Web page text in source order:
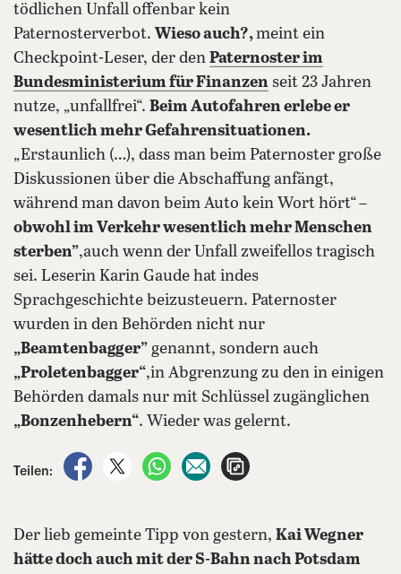
tödlichen Unfall offenbar kein
Paternosterverbot. Wieso auch?,meint ein
Checkpoint-Leser, der den Paternoster im
Bundesministerium für Finanzen seit 23 Jahren
nutze, „unfallfrei“. Beim Autofahren erlebe er
wesentlich mehr Gefahrensituationen.
„Erstaunlich (…), dass man beim Paternoster große
Diskussionen über die Abschaffung anfängt,
während man davon beim Auto kein Wort hört“–
obwohl im Verkehr wesentlich mehr Menschen
sterben”,auch wenn der Unfall zweifellos tragisch
sei. Leserin Karin Gaude hat indes
Sprachgeschichte beizusteuern. Paternoster
wurden in den Behörden nicht nur
„Beamtenbagger” genannt, sondern auch
„Proletenbagger“,in Abgrenzung zu den in einigen
Behörden damals nur mit Schlüssel zugänglichen
„Bonzenhebern“. Wieder was gelernt.
Teilen:
auf Facebook teilen
auf X teilenper WhatsApp teilen
per E-Mail teilen
Der lieb gemeinte Tipp von gestern, Kai Wegner
hätte doch auch mit der S-Bahn nach Potsdam